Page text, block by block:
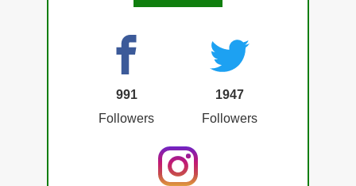
991
Followers
1947
Followers